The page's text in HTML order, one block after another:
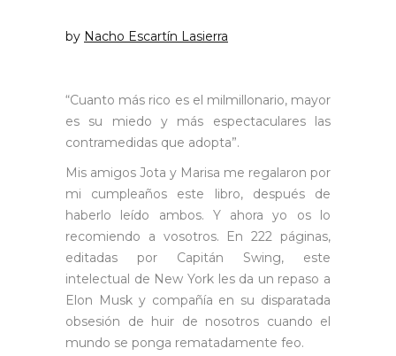
by Nacho Escartín Lasierra
“Cuanto más rico es el milmillonario, mayor
es su miedo y más espectaculares las
contramedidas que adopta”.
Mis amigos Jota y Marisa me regalaron por
mi cumpleaños este libro, después de
haberlo leído ambos. Y ahora yo os lo
recomiendo a vosotros. En 222 páginas,
editadas por Capitán Swing, este
intelectual de New York les da un repaso a
Elon Musk y compañía en su disparatada
obsesión de huir de nosotros cuando el
mundo se ponga rematadamente feo.